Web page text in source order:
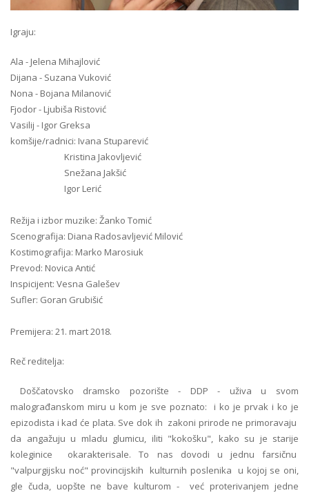
Igraju:
Ala - Jelena Mihajlović
Dijana - Suzana Vuković
Nona - Bojana Milanović
Fjodor - Ljubiša Ristović
Vasilij - Igor Greksa
komšije/radnici: Ivana Stuparević
Kristina Jakovljević
Snežana Jakšić
Igor Lerić
Režija i izbor muzike: Žanko Tomić
Scenografija: Diana Radosavljević Milović
Kostimografija: Marko Marosiuk
Prevod: Novica Antić
Inspicijent: Vesna Galešev
Sufler: Goran Grubišić
Premijera: 21. mart 2018.
Reč reditelja:
Doščatovsko dramsko pozorište - DDP - uživa u svom
malograđanskom miru u kom je sve poznato: i ko je prvak i ko je
epizodista i kad će plata. Sve dok ih zakoni prirode ne primoravaju
da angažuju u mladu glumicu, iliti "kokošku", kako su je starije
koleginice okarakterisale. To nas dovodi u jednu farsičnu
"valpurgijsku noć" provincijskih kulturnih poslenika u kojoj se oni,
gle čuda, uopšte ne bave kulturom - već proterivanjem jedne